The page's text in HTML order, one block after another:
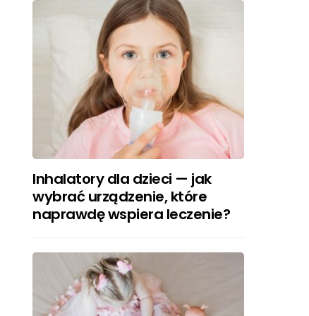
Inhalatory dla dzieci — jak
wybrać urządzenie, które
naprawdę wspiera leczenie?